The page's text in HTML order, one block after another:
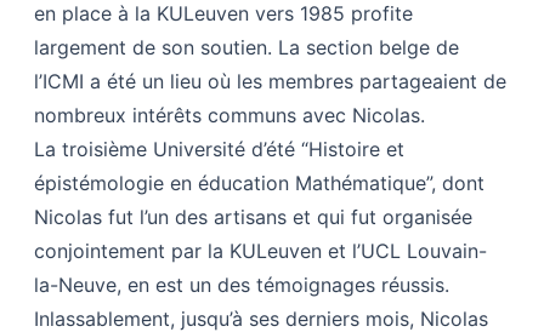
en place à la KULeuven vers 1985 profite
largement de son soutien. La section belge de
l’ICMI a été un lieu où les membres partageaient de
nombreux intérêts communs avec Nicolas.
La troisième Université d’été “Histoire et
épistémologie en éducation Mathématique”, dont
Nicolas fut l’un des artisans et qui fut organisée
conjointement par la KULeuven et l’UCL Louvain-
la-Neuve, en est un des témoignages réussis.
Inlassablement, jusqu’à ses derniers mois, Nicolas